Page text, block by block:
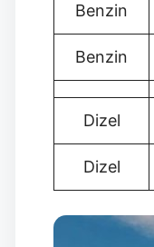
Benzin
Benzin
Dizel
Dizel